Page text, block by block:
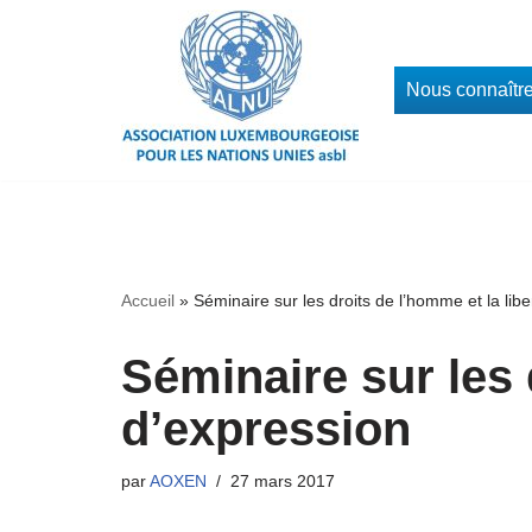
Nous
Accueil » Séminaire sur les droits de l’homme et la
Séminaire sur les
d’expression
parAOXEN 27 mars 2017